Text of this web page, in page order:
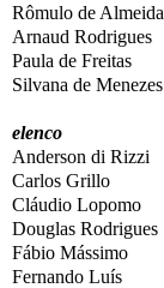
Rômulo de Almeida
Arnaud Rodrigues
Paula de Freitas
Silvana de Menezes
elenco
Anderson di Rizzi
Carlos Grillo
Cláudio Lopomo
Douglas Rodrigues
Fábio Mássimo
Fernando Luís